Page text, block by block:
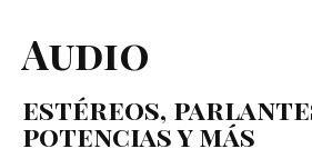
Audio
estéreos,
potencias y más